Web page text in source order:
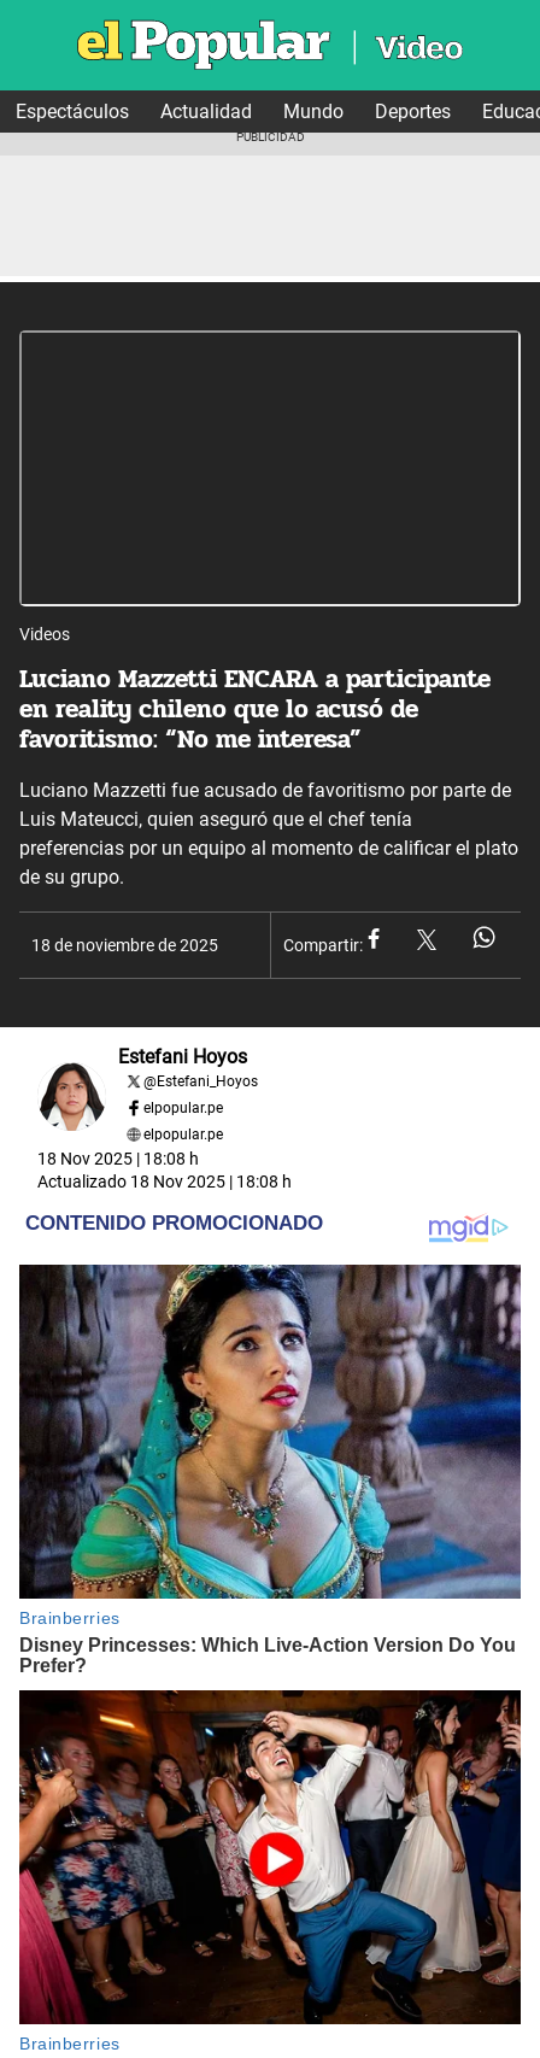
Espectáculos Actualidad Mundo Deportes
Videos
Luciano Mazzetti ENCARA a participante
en reality chileno que lo acusó de
favoritismo: “No me interesa”
Luciano Mazzetti fue acusado de favoritismo por parte de
Luis Mateucci, quien aseguró que el chef tenía
preferencias por un equipo al momento de calificar el plato
de su grupo.
18 de noviembre de 2025 Compartir:
Estefani Hoyos
@Estefani_Hoyos
elpopular.pe
elpopular.pe
18 Nov 2025 | 18:08 h
Actualizado 18 Nov 2025 | 18:08 h